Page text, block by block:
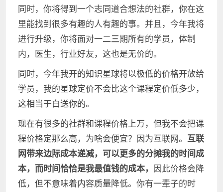
同时，你将得到一个志同道合想法的社群，你在这
里能找到很多有趣的人有趣的事。并且，今年我将
进行升级，你将面对一二三期所有的学员，体制
内，医生，行业好友，这也是无价的。
同时，今年我开的知识星球将以极低的价格开放给
学员，我的星球定价不会比这个课程定价低多少，
这相当于白送你的。
现在有很多的社群和课程价格上万，但我不会把课
程价格定那么高，为啥会便宜？因为互联网。 互联
网带来边际成本递减，可以更多的分摊我的时间成
本，而时间恰恰是我最值钱的成本， 因此价格会降
低，但不意味着内容质量降低。你有一辈子的时